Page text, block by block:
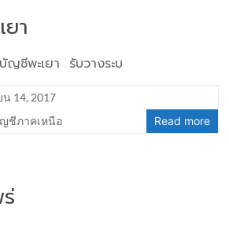
า
ชีพะเยา รับวางระบ
14, 2017
ชีภาคเหนือ Read more